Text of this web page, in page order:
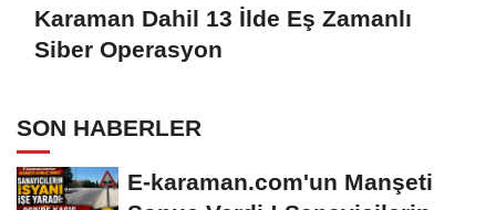
Karaman Dahil 13 İlde Eş Zamanlı
Siber Operasyon
SON HABERLER
E-karaman.com'un Manşeti